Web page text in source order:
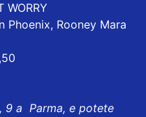
WORRY
Phoenix, Rooney Mara
9 a Parma, e potete